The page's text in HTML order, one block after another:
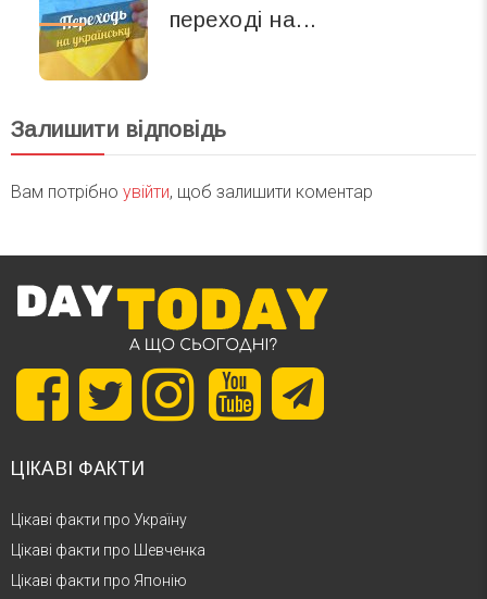
переході на...
Залишити відповідь
Вам потрібно увійти, щоб залишити коментар
ЦІКАВІ ФАКТИ
Цікаві факти про Україну
Цікаві факти про Шевченка
Цікаві факти про Японію